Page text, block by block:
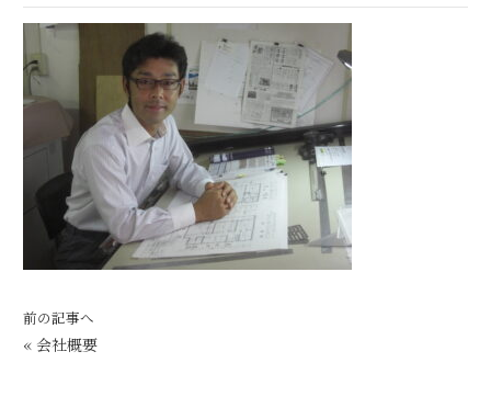
前の記事へ
« 会社概要